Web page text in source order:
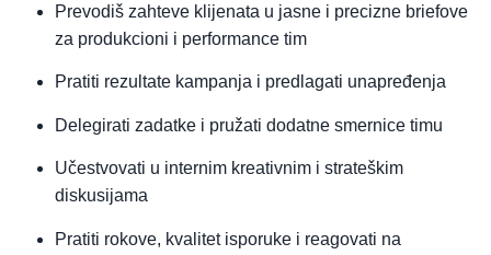
Prevodiš zahteve klijenata u jasne i precizne briefove
za produkcioni i performance tim
Pratiti rezultate kampanja i predlagati unapređenja
Delegirati zadatke i pružati dodatne smernice timu
Učestvovati u internim kreativnim i strateškim
diskusijama
Pratiti rokove, kvalitet isporuke i reagovati na